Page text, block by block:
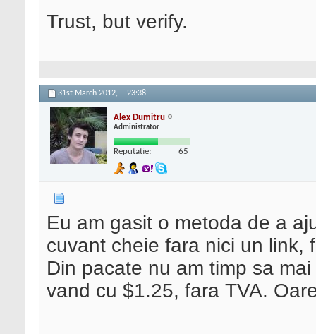
Trust, but verify.
31st March 2012, 23:38
Alex Dumitru
Administrator
Reputatie: 65
Eu am gasit o metoda de a
cuvant cheie fara nici un link,
Din pacate nu am timp sa
vand cu $1.25, fara TVA.